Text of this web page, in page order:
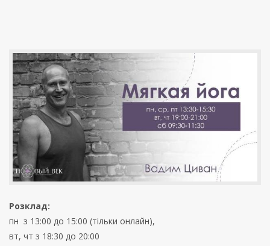
Розклад:
пн з 13:00 до 15:00 (тільки онлайн),
вт, чт з 18:30 до 20:00